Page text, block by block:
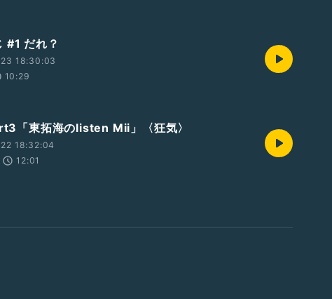
#1 だれ？
18:30:03
10:29
「東拓海のlisten Mii」〈狂気〉
18:32:04
12:01